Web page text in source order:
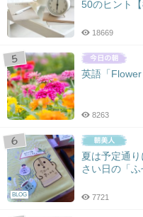
50のヒント【
18669
英語「
8263
BLOG
夏は予定通
さい日の「
7721